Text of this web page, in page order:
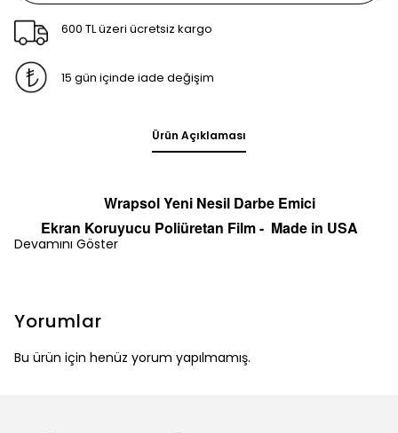
600 TL üzeri ücretsiz kargo
15 gün içinde iade değişim
Ürün Açıklaması
Wrapsol Yeni Nesil Darbe Emici
Ekran Koruyucu Poliüretan Film - Made in USA
Devamını Göster
Yorumlar
Bu ürün için henüz yorum yapılmamış.